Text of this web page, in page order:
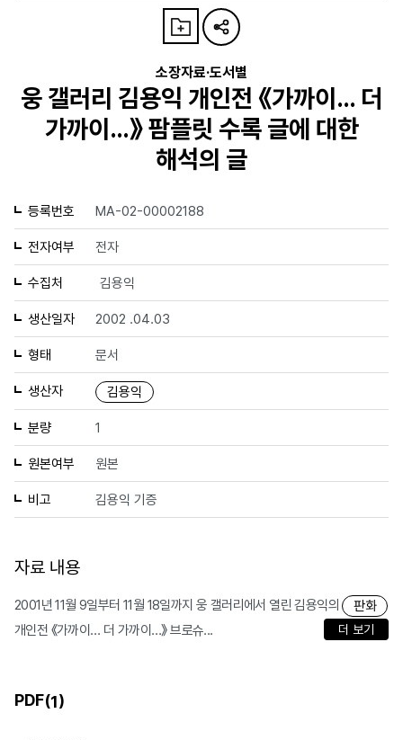
소장자료·도서별
웅 갤러리 김용익 개인전 《가까이… 더
가까이…》 팜플릿 수록 글에 대한
해석의 글
등록번호 MA-02-00002188
전자여부 전자
수집처 김용익
생산일자 2002 .04.03
형태 문서
생산자 김용익
분량 1
원본여부 원본
비고 김용익 기증
자료 내용
2001년 11월 9일부터 11월 18일까지 웅 갤러리에서 열린 김용익의
판화
개인전 《가까이… 더 가까이…》 브로슈...
더 보기
PDF(1)